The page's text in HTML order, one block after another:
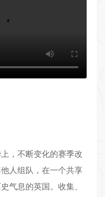
，不断变化的赛季改
人组队，在一个共享
气息的英国。收集、